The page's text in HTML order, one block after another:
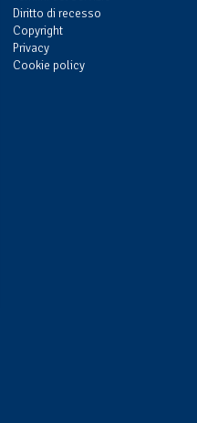
Diritto di recesso
Copyright
Privacy
Cookie policy